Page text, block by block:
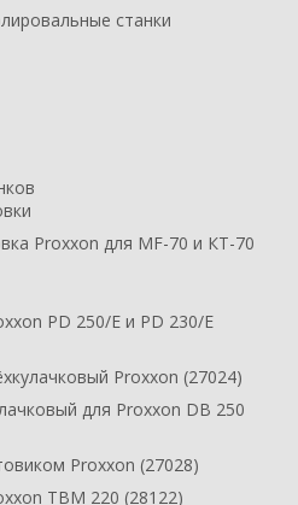
станки
Proxxon для MF-70 и КТ-70
PD 250/E и PD 230/E
Proxxon (27024)
для Proxxon DB 250
Proxxon (27028)
TBM 220 (28122)